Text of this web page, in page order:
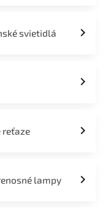
svietidlá
reťaze
lampy